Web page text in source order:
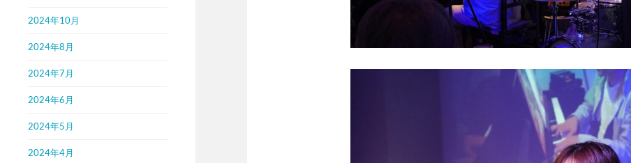
2024年10月
2024年8月
2024年7月
2024年6月
2024年5月
2024年4月